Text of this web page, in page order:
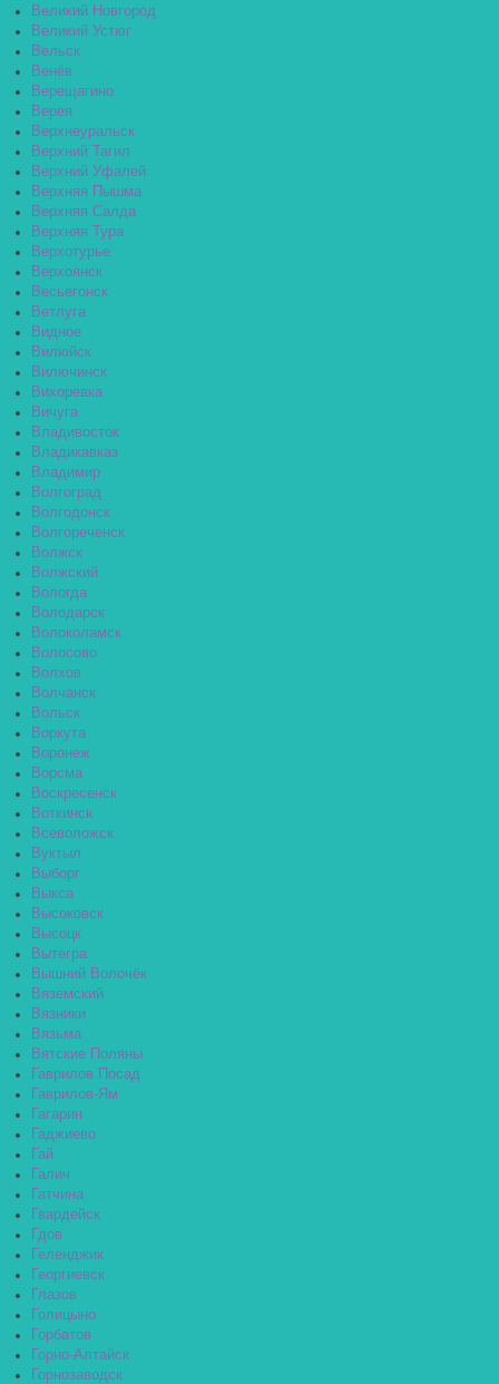
Великий Новгород
Великий Устюг
Вельск
Венёв
Верещагино
Верея
Верхнеуральск
Верхний Тагил
Верхний Уфалей
Верхняя Пышма
Верхняя Салда
Верхняя Тура
Верхотурье
Верхоянск
Весьегонск
Ветлуга
Видное
Вилюйск
Вилючинск
Вихоревка
Вичуга
Владивосток
Владикавказ
Владимир
Волгоград
Волгодонск
Волгореченск
Волжск
Волжский
Вологда
Володарск
Волоколамск
Волосово
Волхов
Волчанск
Вольск
Воркута
Воронеж
Ворсма
Воскресенск
Воткинск
Всеволожск
Вуктыл
Выборг
Выкса
Высоковск
Высоцк
Вытегра
Вышний Волочёк
Вяземский
Вязники
Вязьма
Вятские Поляны
Гаврилов Посад
Гаврилов-Ям
Гагарин
Гаджиево
Гай
Галич
Гатчина
Гвардейск
Гдов
Геленджик
Георгиевск
Глазов
Голицыно
Горбатов
Горно-Алтайск
Горнозаводск